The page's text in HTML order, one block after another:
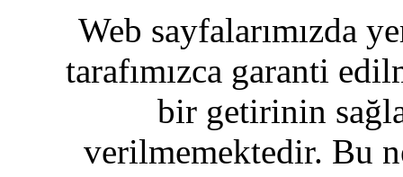
Web sayfalarımızda
tarafımızca garanti
bir getirinin
verilmemektedir. Bu